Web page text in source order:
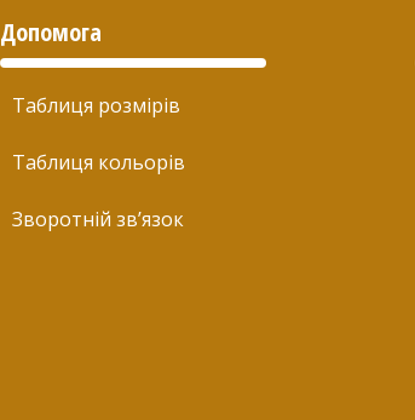
Допомога
Таблиця розмірів
Таблиця кольорів
Зворотній зв’язок